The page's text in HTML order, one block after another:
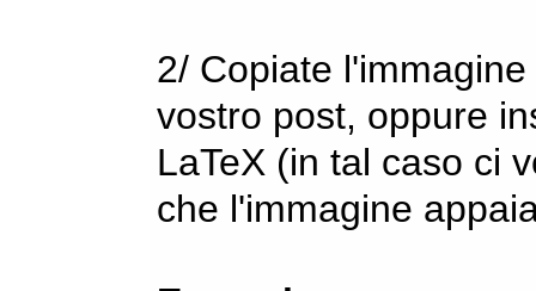
2/ Copiate
vostro post, oppure
LaTeX (in tal caso ci
che l'immagine